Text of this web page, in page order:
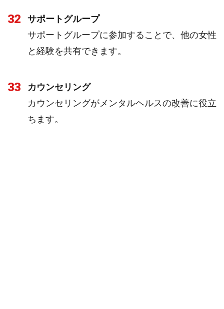
32
サポートグループ
サポートグループに参加することで、他の女性
と経験を共有できます。
33
カウンセリング
カウンセリングがメンタルヘルスの改善に役立
ちます。